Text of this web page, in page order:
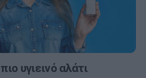
υγιεινό αλάτι